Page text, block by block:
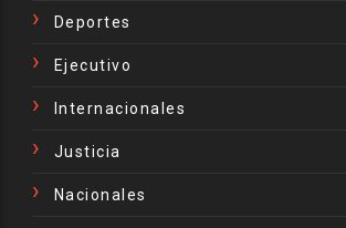
Deportes
Ejecutivo
Internacionales
Justicia
Nacionales